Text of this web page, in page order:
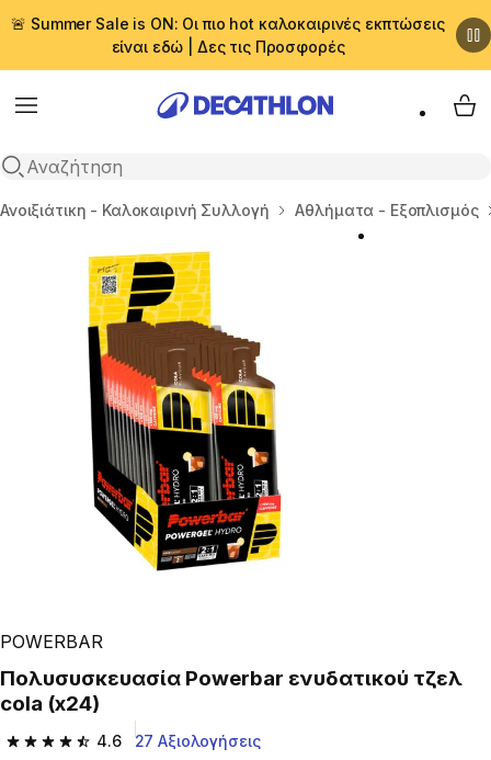
🚨 Summer Sale is ON: Οι πιο hot καλοκαιρινές εκπτώσεις
είναι εδώ | Δες τις Προσφορές
Menu
Αναζήτηση
My
Αρχική σελίδα
Ανοιξιάτικη - Καλοκαιρινή Συλλογή Αθλήματα - Εξοπλισμός
POWERBAR
Πολυσυσκευασία Powerbar ενυδατικού τζελ
cola (x24)
4.6
4.6 out of 5 stars from 27 reviews
27 Αξιολογήσεις